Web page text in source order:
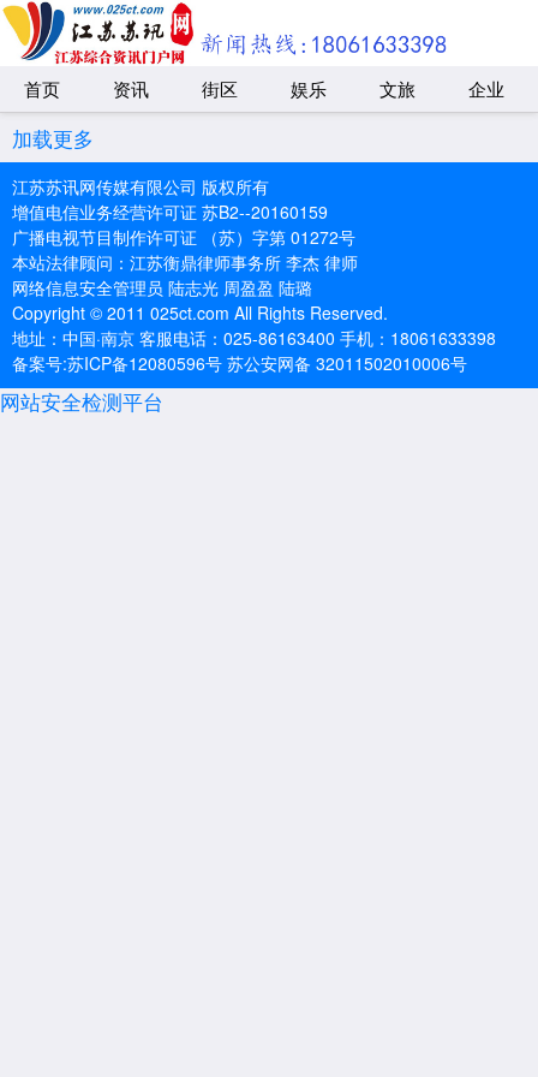
首页 资讯 街区 娱乐 文旅 企业
加载更多
江苏苏讯网传媒有限公司 版权所有
增值电信业务经营许可证 苏B2--20160159
广播电视节目制作许可证 （苏）字第 01272号
本站法律顾问：江苏衡鼎律师事务所 李杰 律师
网络信息安全管理员 陆志光 周盈盈 陆璐
Copyright © 2011 025ct.com All Rights Reserved.
地址：中国·南京 客服电话：025-86163400 手机：18061633398
备案号:苏ICP备12080596号 苏公安网备 32011502010006号
网站安全检测平台